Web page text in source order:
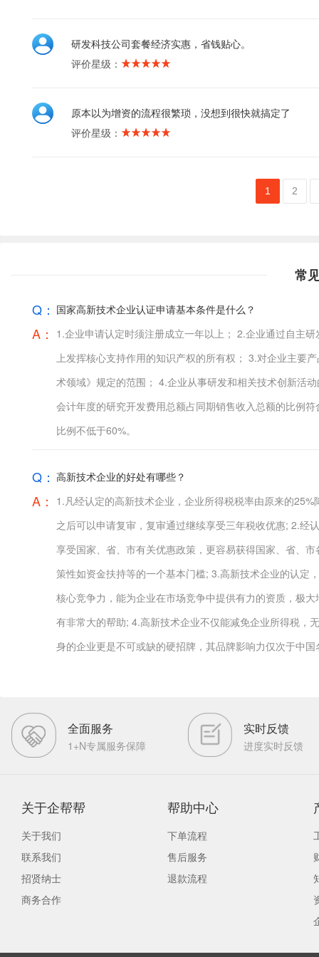
研发科技公司套餐经济实惠，省钱贴心。
评价星级：
原本以为增资的流程很繁琐，没想到很快就搞定了
评价星级：
1 2
常
Q： 国家高新技术企业认证申请基本条件是什么？
A：
1.企业申请认定时须注册成立一年以上； 2.企业通过自主
上发挥核心支持作用的知识产权的所有权； 3.对企业主要
术领域》规定的范围； 4.企业从事研发和相关技术创新活
会计年度的研究开发费用总额占同期销售收入总额的比例
比例不低于60%。
Q： 高新技术企业的好处有哪些？
A：
1.凡经认定的高新技术企业，企业所得税税率由原来的
之后可以申请复审，复审通过继续享受三年税收优惠; 2.经
享受国家、省、市有关优惠政策，更容易获得国家、省、
策性如资金扶持等的一个基本门槛; 3.高新技术企业的认定
核心竞争力，能为企业在市场竞争中提供有力的资质，极
有非常大的帮助; 4.高新技术企业不仅能减免企业所得税，
身的企业更是不可或缺的硬招牌，其品牌影响力仅次于中
全面服务
1+N专属服务保障
实时反馈
进度实时反馈
关于企帮帮
关于我们
联系我们
招贤纳士
商务合作
帮助中心
下单流程
售后服务
退款流程